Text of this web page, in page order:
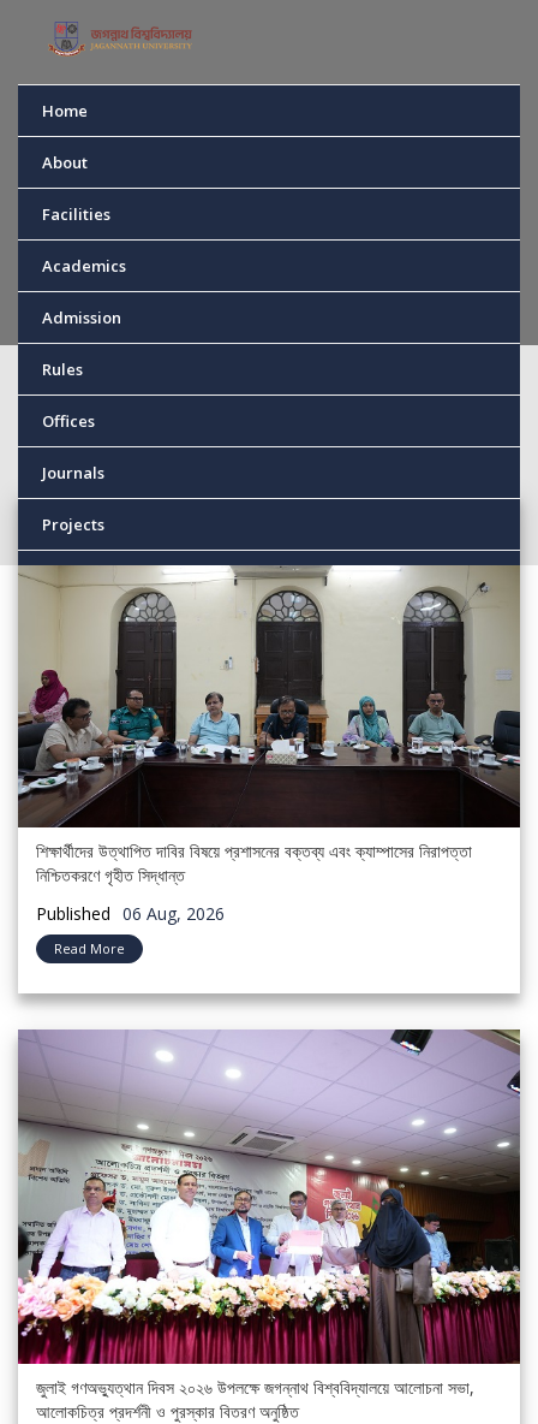
Home
About
Facilities
Academics
Admission
Rules
Offices
Journals
Projects
Library
Home Campus News
শিক্ষার্থীদের উত্থাপিত দাবির বিষয়ে প্রশাসনের বক্তব্য এবং ক্যাম্পাসের নিরাপত্তা
নিশ্চিতকরণে গৃহীত সিদ্ধান্ত
Published 06 Aug, 2026
Read More
জুলাই গণঅভ্যুত্থান দিবস ২০২৬ উপলক্ষে জগন্নাথ বিশ্ববিদ্যালয়ে আলোচনা সভা,
আলোকচিত্র প্রদর্শনী ও পুরস্কার বিতরণ অনুষ্ঠিত